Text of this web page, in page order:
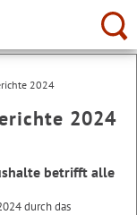
2024
2024
betrifft alle
durch das